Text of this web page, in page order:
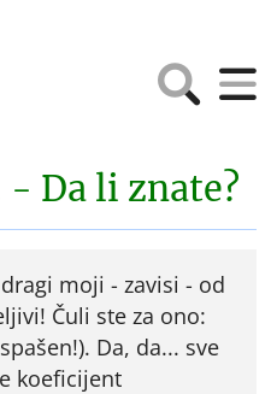
Da li znate?
moji - zavisi - od
Čuli ste za ono:
Da, da... sve
koeficijent